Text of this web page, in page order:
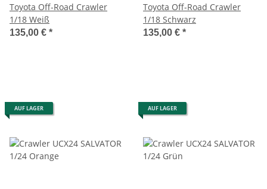
Toyota Off-Road Crawler
1/18 Weiß
135,00 € *
Toyota Off-Road Crawler
1/18 Schwarz
135,00 € *
AUF LAGER AUF LAGER